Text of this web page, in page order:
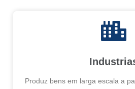
Produz bens em larga escala a